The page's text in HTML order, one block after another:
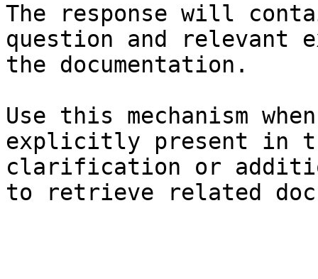
The response will
question and relevant
the documentation.
Use this mechanism
explicitly present in
clarification or